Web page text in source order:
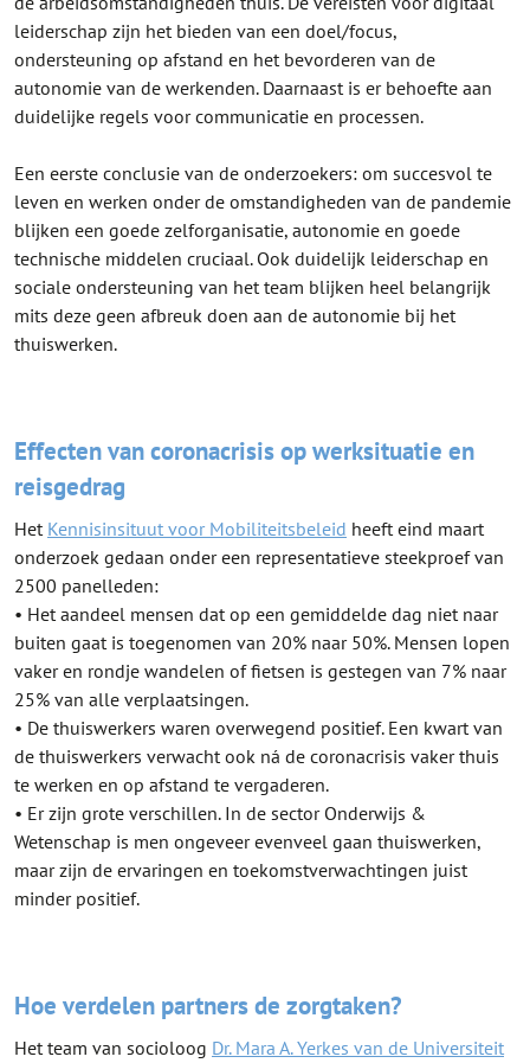
leiderschap zijn het bieden van een doel/focus,
ondersteuning op afstand en het bevorderen van de
autonomie van de werkenden. Daarnaast is er behoefte aan
duidelijke regels voor communicatie en processen.
Een eerste conclusie van de onderzoekers: om succesvol te
leven en werken onder de omstandigheden van de pandemie
blijken een goede zelforganisatie, autonomie en goede
technische middelen cruciaal. Ook duidelijk leiderschap en
sociale ondersteuning van het team blijken heel belangrijk
mits deze geen afbreuk doen aan de autonomie bij het
thuiswerken.
Effecten van coronacrisis op werksituatie en
reisgedrag
Het Kennisinsituut voor Mobiliteitsbeleid heeft eind maart
onderzoek gedaan onder een representatieve steekproef van
2500 panelleden:
• Het aandeel mensen dat op een gemiddelde dag niet naar
buiten gaat is toegenomen van 20% naar 50%. Mensen lopen
vaker en rondje wandelen of fietsen is gestegen van 7% naar
25% van alle verplaatsingen.
• De thuiswerkers waren overwegend positief. Een kwart van
de thuiswerkers verwacht ook ná de coronacrisis vaker thuis
te werken en op afstand te vergaderen.
• Er zijn grote verschillen. In de sector Onderwijs &
Wetenschap is men ongeveer evenveel gaan thuiswerken,
maar zijn de ervaringen en toekomstverwachtingen juist
minder positief.
Hoe verdelen partners de zorgtaken?
Het team van socioloog Dr. Mara A. Yerkes van de Universiteit